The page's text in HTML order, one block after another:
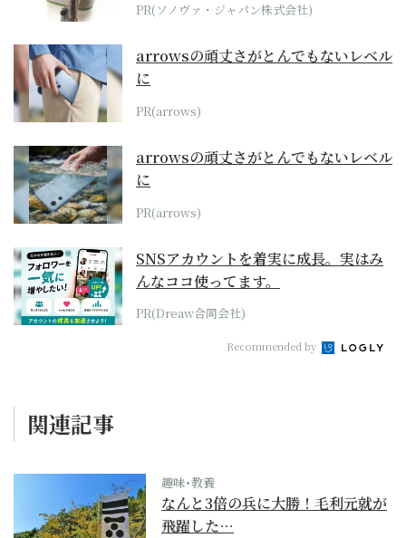
PR(ソノヴァ・ジャパン株式会社)
arrowsの頑丈さがとんでもないレベル
に
PR(arrows)
arrowsの頑丈さがとんでもないレベル
に
PR(arrows)
SNSアカウントを着実に成長。実はみ
んなココ使ってます。
PR(Dreaw合同会社)
Recommended by
関連記事
趣味･教養
なんと3倍の兵に大勝！毛利元就が
飛躍した…